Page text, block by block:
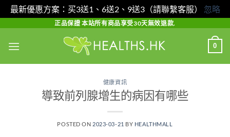
最新優惠方案：买3送1、6送2、9送3（請聯繫客服） 忽略
content
正品保證 本站所有商品享受30天無效退款.
0
健康資訊
導致前列腺增生的病因有哪些
POSTED ON 2023-03-21 BY HEALTHMALL